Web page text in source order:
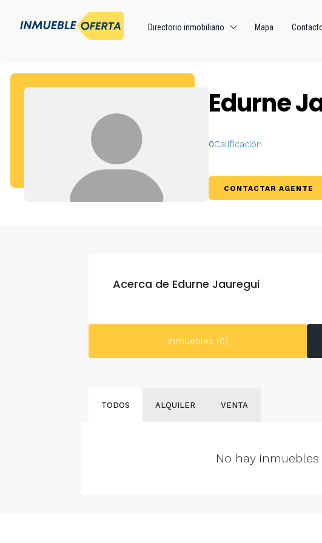
Directorio inmobiliario Mapa
Edurne
0Calificación
CONTACTAR AGENTE
Acerca de Edurne Jauregui
Inmuebles (0)
TODOS ALQUILER VENTA
No hay